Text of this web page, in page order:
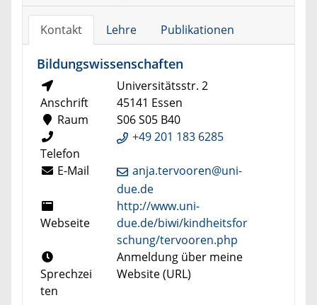
Kontakt Lehre Publikationen
Bildungswissenschaften
Anschrift
Universitätsstr. 2
45141 Essen
Raum
S06 S05 B40
Telefon
+49 201 183 6285
E-Mail
anja.tervooren@uni-
due.de
Webseite
http://www.uni-
due.de/biwi/kindheitsfor
schung/tervooren.php
Sprechzei
ten
Anmeldung über meine
Website (URL)